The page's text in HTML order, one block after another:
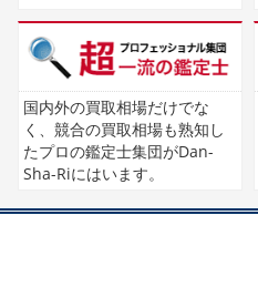
国内外の買取相場だけでな
く、競合の買取相場も熟知し
たプロの鑑定士集団がDan-
Sha-Riにはいます。